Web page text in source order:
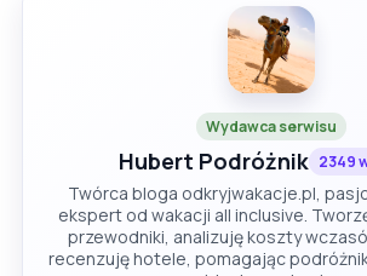
Wydawca serwisu
Hubert Podróżnik 2349
Twórca bloga odkryjwakacje.pl,
ekspert od wakacji all inclusive.
przewodniki, analizuję koszty
recenzuję hotele, pomagając